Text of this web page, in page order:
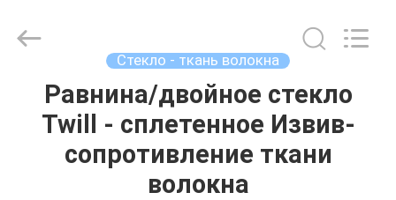
ДОМ
ПРОДУКТЫ
Technology
Стекло - ткань волокна
Равнина/двойное стекло
Twill - сплетенное Извив-
сопротивление ткани
волокна